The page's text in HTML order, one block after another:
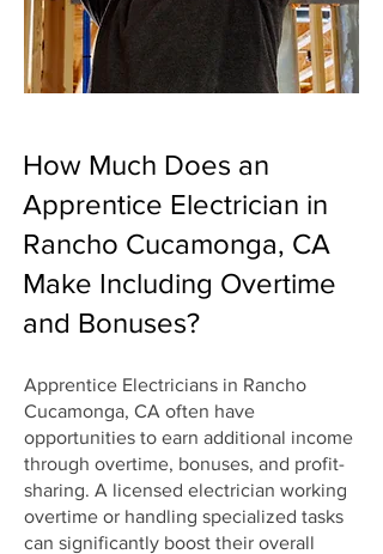
How Much Does an
Apprentice Electrician in
Rancho Cucamonga, CA
Make Including Overtime
and Bonuses?
Apprentice Electricians in Rancho
Cucamonga, CA often have
opportunities to earn additional income
through overtime, bonuses, and profit-
sharing. A licensed electrician working
overtime or handling specialized tasks
can significantly boost their overall